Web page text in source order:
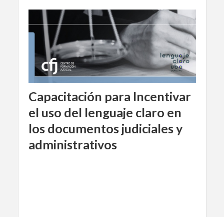
Capacitación para Incentivar
el uso del lenguaje claro en
los documentos judiciales y
administrativos